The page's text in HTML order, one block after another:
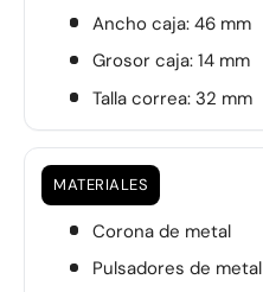
Ancho caja: 46 mm
Grosor caja: 14 mm
Talla correa: 32 mm
MATERIALES
Corona de metal
Pulsadores de metal